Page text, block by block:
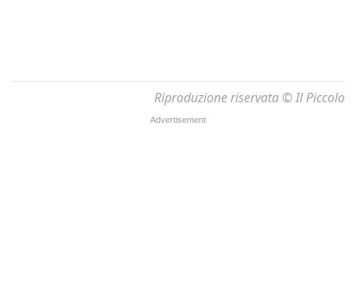
Riproduzione riservata © Il Piccolo